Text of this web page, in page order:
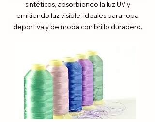
sintéticos, absorbiendo la luz UV y
emitiendo luz visible, ideales para ropa
deportiva y de moda con brillo duradero.